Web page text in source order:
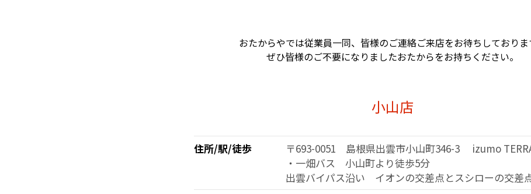
おたからやでは従業員一同、 皆様のご連絡ご来店をお待ちしておりま
ぜひ皆様のご不要になりましたおたからをお持ちください。
小山店
住所/駅/徒歩
〒693-0051 島根県出雲市小山町346-3 izumo
・一畑バス 小山町より徒歩5分
出雲バイパス沿い イオンの交差点とスシローの交差